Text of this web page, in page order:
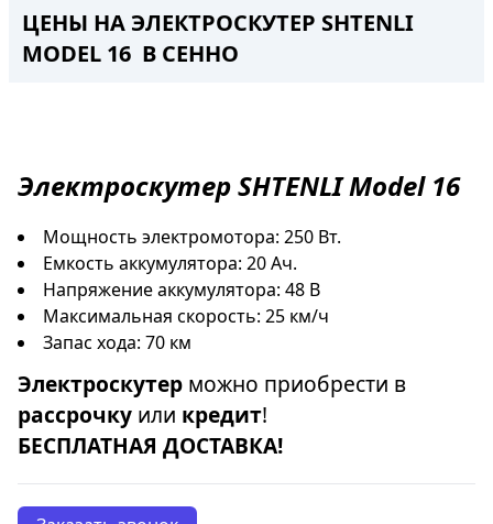
ЦЕНЫ НА ЭЛЕКТРОСКУТЕР SHTENLI
MODEL 16 В СЕННО
ЭлектроскутерSHTENLI Model 16
Мощность электромотора: 250 Вт.
Емкость аккумулятора: 20 Ач.
Напряжение аккумулятора: 48 В
Максимальная скорость: 25 км/ч
Запас хода: 70 км
Электроскутер можно приобрести в
рассрочку или кредит!
БЕСПЛАТНАЯ ДОСТАВКА!